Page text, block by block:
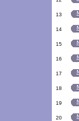
13
14
15
16
17
18
19
20